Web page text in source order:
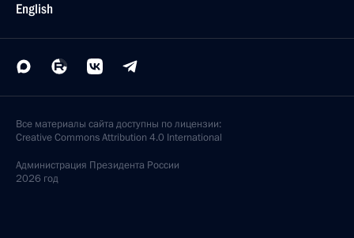
English
Все материалы сайта доступны по лицензии:
Creative Commons Attribution 4.0 International
Администрация Президента России
2026 год